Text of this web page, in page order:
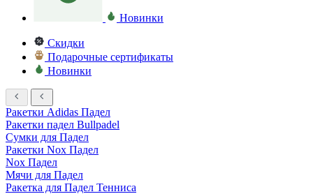
Новинки
Скидки
Подарочные сертификаты
Новинки
Ракетки Adidas Падел
Ракетки падел Bullpadel
Сумки для Падел
Ракетки Nox Падел
Nox Падел
Мячи для Падел
Ракетка для Падел Тенниса